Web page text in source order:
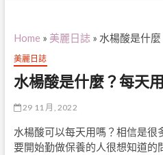
Home » 美麗日誌 » 水楊酸是什
美麗日誌
水楊酸是什麼？每天
29 11 月, 2022
水楊酸可以每天用嗎？相信是很
要開始勤做保養的人很想知道的